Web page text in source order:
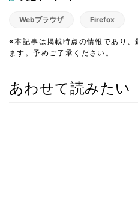
Webブラウザ Firefox
※本記事は掲載時点の情報であり、
ます。予めご了承ください。
あわせて読みたい